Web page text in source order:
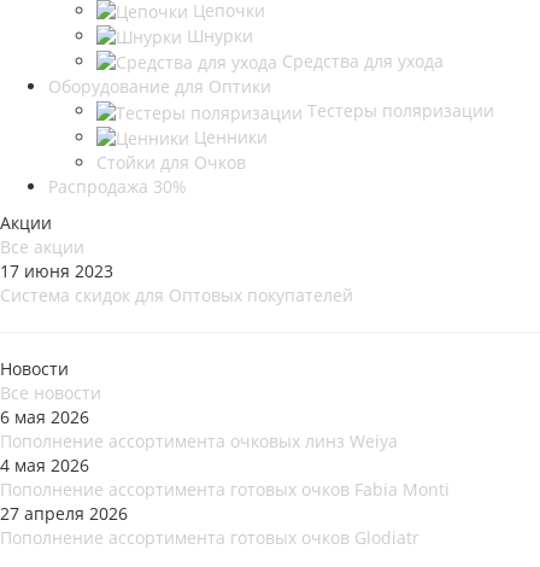
Цепочки
Шнурки
Средства для ухода
Оборудование для Оптики
Тестеры поляризации
Ценники
Стойки для Очков
Распродажа 30%
Акции
Все акции
17 июня 2023
Система скидок для Оптовых покупателей
Новости
Все новости
6 мая 2026
Пополнение ассортимента очковых линз Weiya
4 мая 2026
Пополнение ассортимента готовых очков Fabia Monti
27 апреля 2026
Пополнение ассортимента готовых очков Glodiatr